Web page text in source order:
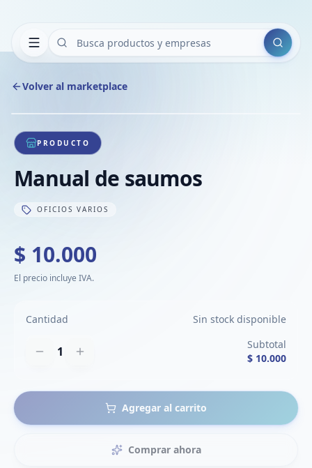
Buscar
Volver al marketplace
1/1
PRODUCTO
Manual de saumos
OFICIOS VARIOS
$ 10.000
El precio incluye IVA.
Cantidad Sin stock disponible
1
Subtotal
$ 10.000
Agregar al carrito
Comprar ahora